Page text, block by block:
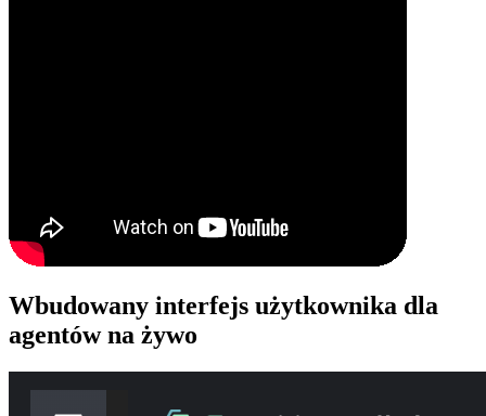
Wbudowany interfejs użytkownika dla
agentów na żywo